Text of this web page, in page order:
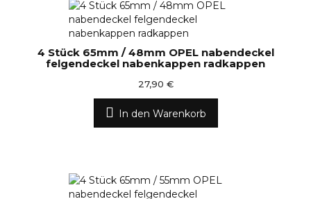
4 Stück 65mm / 48mm OPEL nabendeckel
felgendeckel nabenkappen radkappen
27,90 €
In den Warenkorb